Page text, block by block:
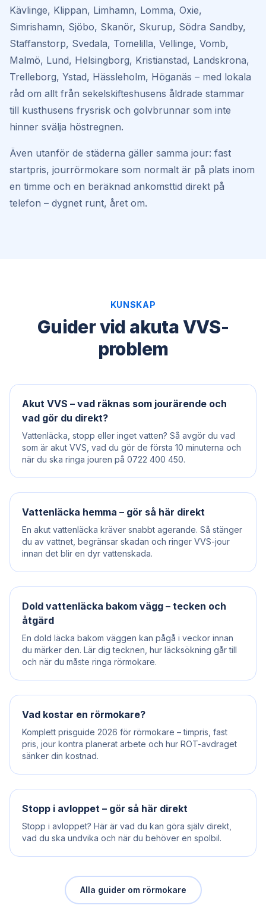
Kävlinge, Klippan, Limhamn, Lomma, Oxie,
Simrishamn, Sjöbo, Skanör, Skurup, Södra Sandby,
Staffanstorp, Svedala, Tomelilla, Vellinge, Vomb,
Malmö, Lund, Helsingborg, Kristianstad, Landskrona,
Trelleborg, Ystad, Hässleholm, Höganäs – med lokala
råd om allt från sekelskifteshusens åldrade stammar
till kusthusens frysrisk och golvbrunnar som inte
hinner svälja höstregnen.
Även utanför de städerna gäller samma jour: fast
startpris, jourrörmokare som normalt är på plats inom
en timme och en beräknad ankomsttid direkt på
telefon – dygnet runt, året om.
KUNSKAP
Guider vid akuta VVS-
problem
Akut VVS – vad räknas som jourärende och
vad gör du direkt?
Vattenläcka, stopp eller inget vatten? Så avgör du vad
som är akut VVS, vad du gör de första 10 minuterna och
när du ska ringa jouren på 0722 400 450.
Vattenläcka hemma – gör så här direkt
En akut vattenläcka kräver snabbt agerande. Så stänger
du av vattnet, begränsar skadan och ringer VVS-jour
innan det blir en dyr vattenskada.
Dold vattenläcka bakom vägg – tecken och
åtgärd
En dold läcka bakom väggen kan pågå i veckor innan
du märker den. Lär dig tecknen, hur läcksökning går till
och när du måste ringa rörmokare.
Vad kostar en rörmokare?
Komplett prisguide 2026 för rörmokare – timpris, fast
pris, jour kontra planerat arbete och hur ROT-avdraget
sänker din kostnad.
Stopp i avloppet – gör så här direkt
Stopp i avloppet? Här är vad du kan göra själv direkt,
vad du ska undvika och när du behöver en spolbil.
Alla guider om rörmokare